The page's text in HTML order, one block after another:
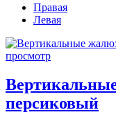
Правая
Левая
просмотр
персиковый